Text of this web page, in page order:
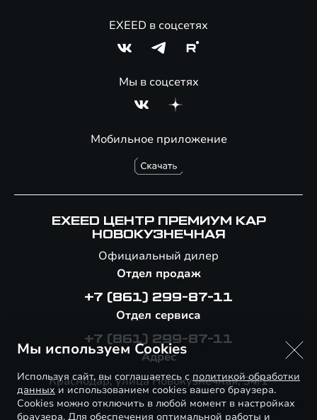
Мобильное приложение
EXEED в соцсетях
Мы в соцсетях
EXEED ЦЕНТР ПРЕМИУМ КАР
НОВОКУЗНЕЧНАЯ
Официальный дилер
Отдел продаж
+7 (861) 299-87-11
Отдел сервиса
+7 (861) 299-87-11
Адрес
Краснодар, улица Новокузнечная, 34/1
Мы используем Cookies
Используя сайт, вы соглашаетесь сполитикой обработки
данных и использованием cookies вашего браузера.
Cookies можно отключить в любой момент в настройках
браузера. Для обеспечения оптимальной работы и